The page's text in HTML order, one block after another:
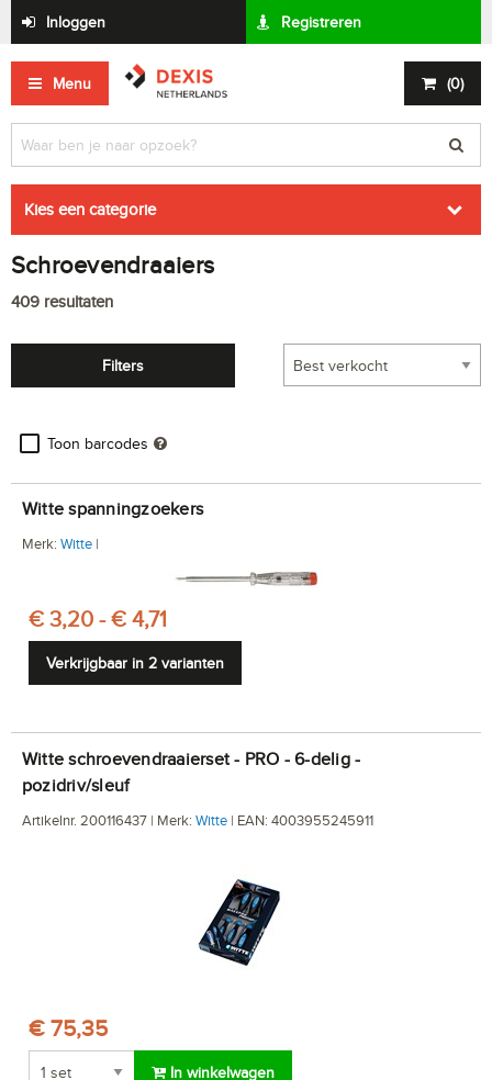
Inloggen Registreren
Menu (0)
Kies een categorie
Schroevendraaiers
409 resultaten
Filters
Toon barcodes
Witte spanningzoekers
Merk: Witte |
€ 3,20 - € 4,71
Verkrijgbaar in 2 varianten
Witte schroevendraaierset - PRO - 6-delig -
pozidriv/sleuf
Artikelnr. 200116437 | Merk: Witte | EAN: 4003955245911
€ 75,35
In winkelwagen